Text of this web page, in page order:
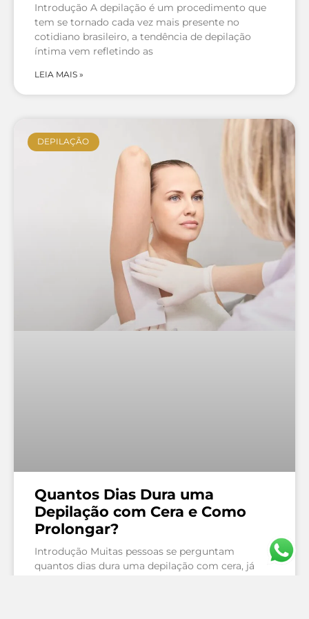
Introdução A depilação é um procedimento que
tem se tornado cada vez mais presente no
cotidiano brasileiro, a tendência de depilação
íntima vem refletindo as
LEIA MAIS »
DEPILAÇÃO
Quantos Dias Dura uma
Depilação com Cera e Como
Prolongar?
Introdução Muitas pessoas se perguntam
quantos dias dura uma depilação com cera, já